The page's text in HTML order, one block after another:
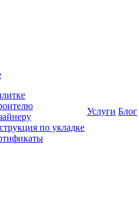
по укладке
Услуги Блог